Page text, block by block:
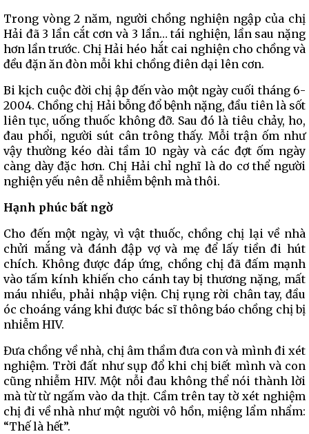
Trong vòng 2 năm, người chồng nghiện ngập của chị
Hải đã 3 lần cắt cơn và 3 lần… tái nghiện, lần sau nặng
hơn lần trước. Chị Hải héo hắt cai nghiện cho chồng và
đều đặn ăn đòn mỗi khi chồng điên dại lên cơn.
Bi kịch cuộc đời chị ập đến vào một ngày cuối tháng 6-
2004. Chồng chị Hải bỗng đổ bệnh nặng, đầu tiên là sốt
liên tục, uống thuốc không đỡ. Sau đó là tiêu chảy, ho,
đau phổi, người sút cân trông thấy. Mỗi trận ốm như
vậy thường kéo dài tầm 10 ngày và các đợt ốm ngày
càng dày đặc hơn. Chị Hải chỉ nghĩ là do cơ thể người
nghiện yếu nên dễ nhiễm bệnh mà thôi.
Hạnh phúc bất ngờ
Cho đến một ngày, vì vật thuốc, chồng chị lại về nhà
chửi mắng và đánh đập vợ và mẹ để lấy tiền đi hút
chích. Không được đáp ứng, chồng chị đã đấm mạnh
vào tấm kính khiến cho cánh tay bị thương nặng, mất
máu nhiều, phải nhập viện. Chị rụng rời chân tay, đầu
óc choáng váng khi được bác sĩ thông báo chồng chị bị
nhiễm HIV.
Đưa chồng về nhà, chị âm thầm đưa con và mình đi xét
nghiệm. Trời đất như sụp đổ khi chị biết mình và con
cũng nhiễm HIV. Một nỗi đau không thể nói thành lời
mà từ từ ngấm vào da thịt. Cầm trên tay tờ xét nghiệm
chị đi về nhà như một người vô hồn, miệng lẩm nhẩm:
“Thế là hết”.